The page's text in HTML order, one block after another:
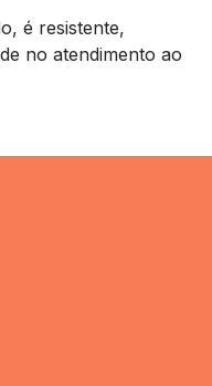
é resistente,
no atendimento ao